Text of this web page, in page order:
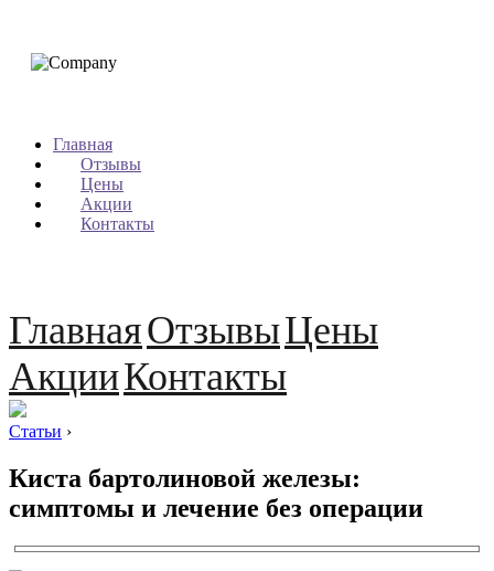
Главная
Отзывы
Цены
Акции
Контакты
ГлавнаяОтзывыЦены
АкцииКонтакты
Статьи ›
Киста бартолиновой железы:
симптомы и лечение без операции